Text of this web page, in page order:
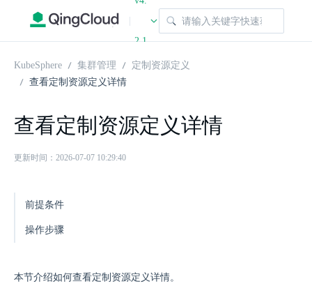
|
2.1
KubeSphere 集群管理
定制资源定义
查看定制资源定义详情
查看定制资源定义详情
更新时间：2026-07-07 10:29:40
前提条件
操作步骤
本节介绍如何查看定制资源定义详情。